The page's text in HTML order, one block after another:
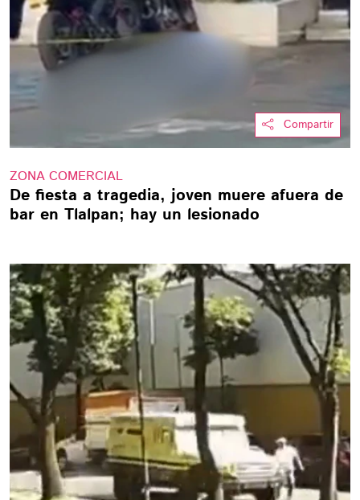
Compartir
ZONA COMERCIAL
De fiesta a tragedia, joven muere afuera de
bar en Tlalpan; hay un lesionado